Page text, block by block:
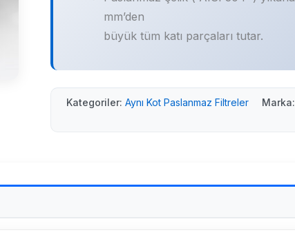
mm’den
büyük tüm katı parçaları tutar.
Kategoriler: Aynı Kot Paslanmaz Filtreler Marka: